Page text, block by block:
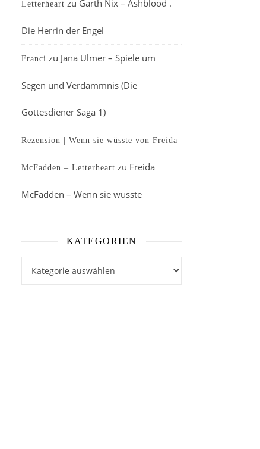
Letterheart zu Garth Nix – Ashblood .
Die Herrin der Engel
Franci zu Jana Ulmer – Spiele um
Segen und Verdammnis (Die
Gottesdiener Saga 1)
Rezension | Wenn sie wüsste von Freida
McFadden – Letterheart zu Freida
McFadden – Wenn sie wüsste
KATEGORIEN